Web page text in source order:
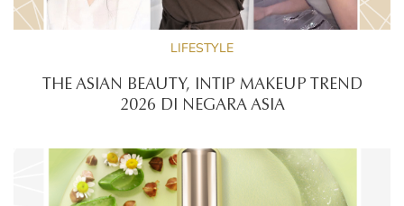
LIFESTYLE
THE ASIAN BEAUTY, INTIP MAKEUP TREND
2026 DI NEGARA ASIA